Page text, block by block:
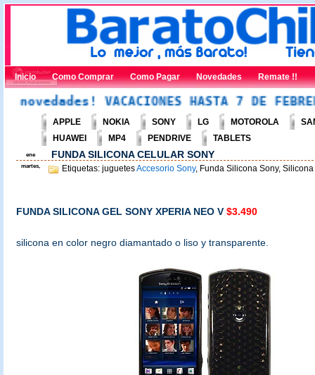
Inicio Como Comprar Como Pagar Novedades Remate !!
HASTA 7 DE FEBRERO
APPLE NOKIA SONY LG MOTOROLA
HUAWEI
MP4 PENDRIVE TABLETS
ene
martes,
FUNDA SILICONA CELULAR SONY
Etiquetas: juguetesAccesorio Sony, Funda Silicona Sony,
FUNDA SILICONA GEL SONY XPERIA NEO V $3.490
silicona en color negro diamantado o liso y transparente.